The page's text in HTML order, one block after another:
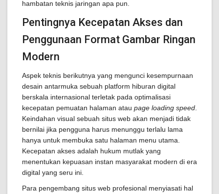
hambatan teknis jaringan apa pun.
Pentingnya Kecepatan Akses dan
Penggunaan Format Gambar Ringan
Modern
Aspek teknis berikutnya yang mengunci kesempurnaan
desain antarmuka sebuah platform hiburan digital
berskala internasional terletak pada optimalisasi
kecepatan pemuatan halaman atau page loading speed
Keindahan visual sebuah situs web akan menjadi tidak
bernilai jika pengguna harus menunggu terlalu lama
hanya untuk membuka satu halaman menu utama.
Kecepatan akses adalah hukum mutlak yang
menentukan kepuasan instan masyarakat modern di era
digital yang seru ini.
Para pengembang situs web profesional menyiasati hal